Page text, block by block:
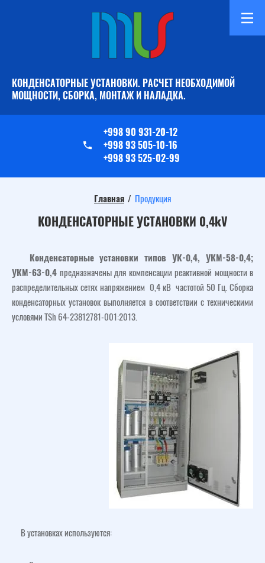
КОНДЕНСАТОРНЫЕ УСТАНОВКИ. РАСЧЕТ НЕОБХОДИМОЙ
МОЩНОСТИ, СБОРКА, МОНТАЖ И НАЛАДКА.
+998 90 931-20-12
+998 93 505-10-16
+998 93 525-02-99
Главная / Продукция
КОНДЕНСАТОРНЫЕ УСТАНОВКИ 0,4kV
Конденсаторные установки типов УК-0,4, УКМ-58-0,4;
УКМ-63-0,4 предназначены для компенсации реактивной мощности в
распределительных сетях напряжением 0,4 кВ частотой 50 Гц. Сборка
конденсаторных установок выполняется в соответствии с техническими
условями TSh 64-23812781-001:2013.
В установках используются: